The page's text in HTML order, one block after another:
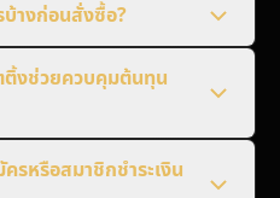
บ้างก่อนสั่งซื้อ?
ติ้งช่วยควบคุมต้นทุน
รหรือสมาชิกชำระเงิน